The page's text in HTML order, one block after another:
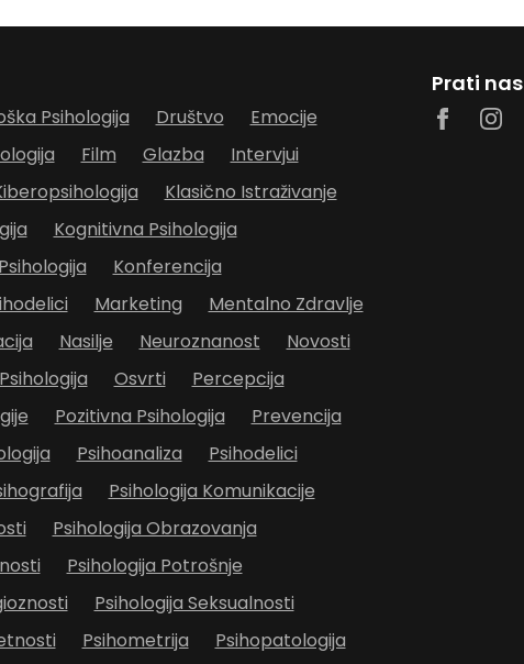
Psihologija Društvo
Emocije
Film Glazba
Intervjui
Klasično Istraživanje
Kognitivna Psihologija
Konferencija
Marketing
Mentalno Zdravlje
Nasilje Neuroznanost
Novosti
Osvrti
Percepcija
Pozitivna Psihologija
Prevencija
Psihoanaliza
Psihodelici
Psihologija Komunikacije
Psihologija Obrazovanja
Psihologija Potrošnje
Psihologija Seksualnosti
Psihometrija
Psihopatologija
Prati nas